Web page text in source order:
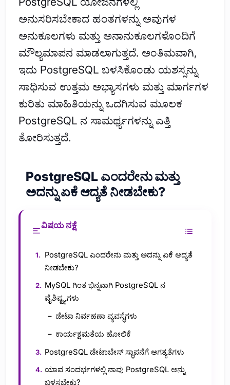
ಅನುಸರಿಸಬೇಕಾದ ಹಂತಗಳನ್ನು ಅವುಗಳ
ಅನುಕೂಲಗಳು ಮತ್ತು ಅನಾನುಕೂಲಗಳೊಂದಿಗೆ
ಮೌಲ್ಯಮಾಪನ ಮಾಡಲಾಗುತ್ತದೆ. ಅಂತಿಮವಾಗಿ,
ಇದು PostgreSQL ಬಳಸಿಕೊಂಡು ಯಶಸ್ಸನ್ನು
ಸಾಧಿಸುವ ಉತ್ತಮ ಅಭ್ಯಾಸಗಳು ಮತ್ತು ಮಾರ್ಗಗಳ
ಕುರಿತು ಮಾಹಿತಿಯನ್ನು ಒದಗಿಸುವ ಮೂಲಕ
PostgreSQL ನ ಸಾಮರ್ಥ್ಯಗಳನ್ನು ಎತ್ತಿ
ತೋರಿಸುತ್ತದೆ.
PostgreSQL ಎಂದರೇನು ಮತ್ತು
ಅದನ್ನು ಏಕೆ ಆದ್ಯತೆ ನೀಡಬೇಕು?
ವಿಷಯ ನಕ್ಷೆ
PostgreSQL ಎಂದರೇನು ಮತ್ತು ಅದನ್ನು ಏಕೆ ಆದ್ಯತೆ
ನೀಡಬೇಕು?
MySQL ಗಿಂತ ಭಿನ್ನವಾಗಿ PostgreSQL ನ
ವೈಶಿಷ್ಟ್ಯಗಳು
ಡೇಟಾ ನಿರ್ವಹಣಾ ವ್ಯವಸ್ಥೆಗಳು
ಕಾರ್ಯಕ್ಷಮತೆಯ ಹೋಲಿಕೆ
PostgreSQL ಡೇಟಾಬೇಸ್ ಸ್ಥಾಪನೆಗೆ ಅಗತ್ಯತೆಗಳು
ಯಾವ ಸಂದರ್ಭಗಳಲ್ಲಿ ನಾವು PostgreSQL ಅನ್ನು
ಬಳಸಬೇಕು?